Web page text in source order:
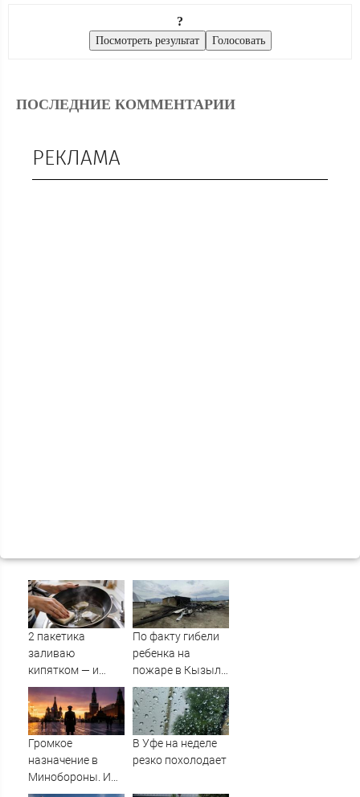
?
ПОСЛЕДНИЕ КОММЕНТАРИИ
РЕКЛАМА
2 пакетика
заливаю
кипятком — и
сковородка снова
как новая: жир и
нагар уходят без
усилий
По факту гибели
ребенка на
пожаре в Кызыл-
Таше возбуждено
уголовное дело
Громкое
назначение в
Минобороны. И
плохая новость
В Уфе на неделе
резко похолодает